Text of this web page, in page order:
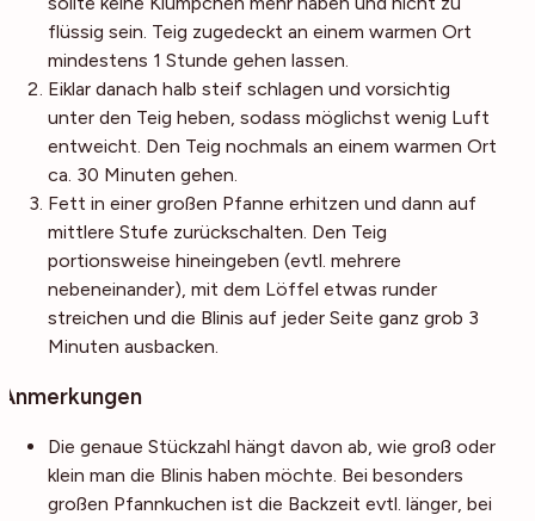
flüssig sein. Teig zugedeckt an einem warmen Ort
mindestens 1 Stunde gehen lassen.
Eiklar danach halb steif schlagen und vorsichtig
unter den Teig heben, sodass möglichst wenig Luft
entweicht. Den Teig nochmals an einem warmen Ort
ca. 30 Minuten gehen.
Fett in einer großen Pfanne erhitzen und dann auf
mittlere Stufe zurückschalten. Den Teig
portionsweise hineingeben (evtl. mehrere
nebeneinander), mit dem Löffel etwas runder
streichen und die Blinis auf jeder Seite ganz grob 3
Minuten ausbacken.
Anmerkungen
Die genaue Stückzahl hängt davon ab, wie groß oder
klein man die Blinis haben möchte. Bei besonders
großen Pfannkuchen ist die Backzeit evtl. länger, bei